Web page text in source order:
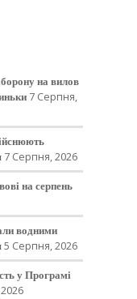
на вилов
7 Серпня,
7 Серпня, 2026
на серпень
водними
5 Серпня, 2026
у Програмі